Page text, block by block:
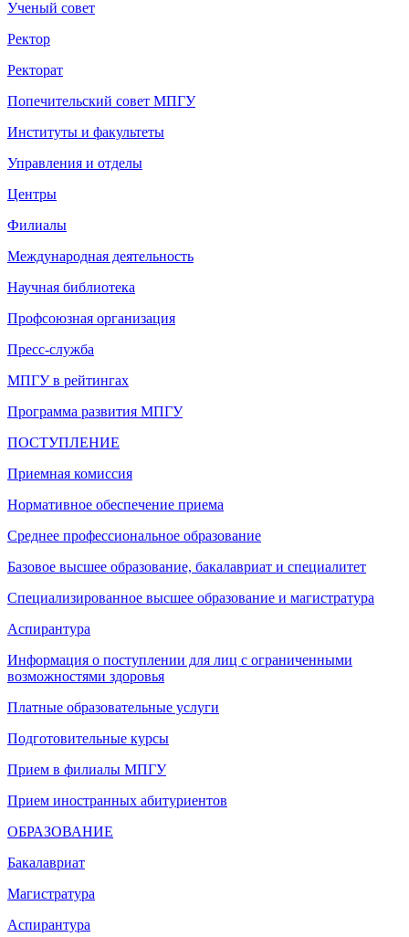
Ученый совет
Ректор
Ректорат
Попечительский совет МПГУ
Институты и факультеты
Управления и отделы
Центры
Филиалы
Международная деятельность
Научная библиотека
Профсоюзная организация
Пресс-служба
МПГУ в рейтингах
Программа развития МПГУ
ПОСТУПЛЕНИЕ
Приемная комиссия
Нормативное обеспечение приема
Среднее профессиональное образование
Базовое высшее образование, бакалавриат и специалитет
Специализированное высшее образование и магистратура
Аспирантура
Информация о поступлении для лиц с ограниченными
возможностями здоровья
Платные образовательные услуги
Подготовительные курсы
Прием в филиалы МПГУ
Прием иностранных абитуриентов
ОБРАЗОВАНИЕ
Бакалавриат
Магистратура
Аспирантура